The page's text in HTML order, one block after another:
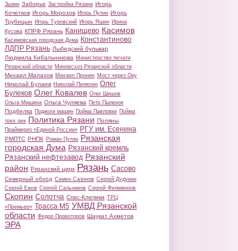
Зызин Заборье Застройка Рязани Игорь
Кочетков Игорь Морозов Игорь Путин Игорь
Трубицын Игорь Туровский Игорь Яшин Ирина
Кусова КПРФ Рязань Канищево Касимов
Касимовская городская Дума Константиново
ЛДПР Рязань Лыбедский бульвар
Людмила Кибальникова Министерство печати
Рязанской области Минлесхоз Рязанской области
Михаил Малахов Михаил Пронин Мост через Оку
Николай Булаев Николай Пилюгин Олег
Булеков Олег Ковалев Олег Шишов
Ольга Мишина Ольга Чуляева Петр Пыленок
Подбелка Поджоги машин Пойма Павловки Пойма
трех рек Политика Рязани Поляны
Праймериз «Единой России» РГУ им. Есенина
РМПТС РНПК Роман Путин Рязанская
городская Дума Рязанский кремль
Рязанский нефтезавод Рязанский
район Рязанский цирк Рязань Сасово
Северный обход Семен Сазонов Сергей Дудукин
Сергей Ежов Сергей Сальников Сергей Филимонов
Скопин Солотча Спас-Клепики ТРЦ
«Премьер» Трасса М5 УМВД Рязанской
области Федор Провоторов Шаукат Ахметов
ЭРА